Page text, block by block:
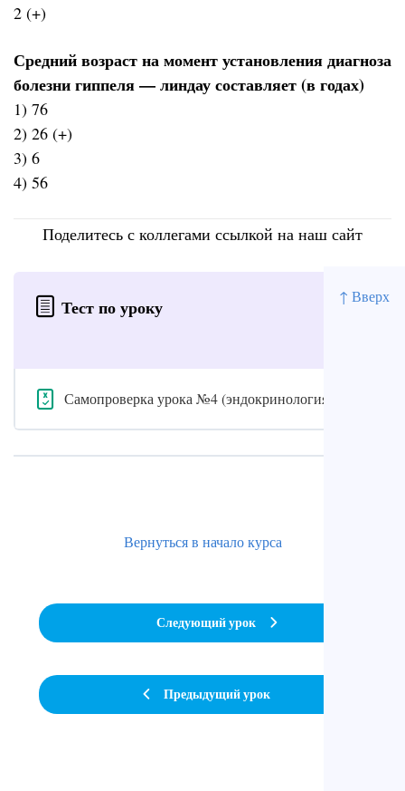
↑ Вверх
2 (+)
Средний возраст на момент установления диагноза
болезни гиппеля — линдау составляет (в годах)
1) 76
2) 26 (+)
3) 6
4) 56
Поделитесь с коллегами ссылкой на наш сайт
Тест по уроку
Самопроверка урока №4 (эндокринология)
Предыдущий урок
Вернуться в начало курса
Следующий урок